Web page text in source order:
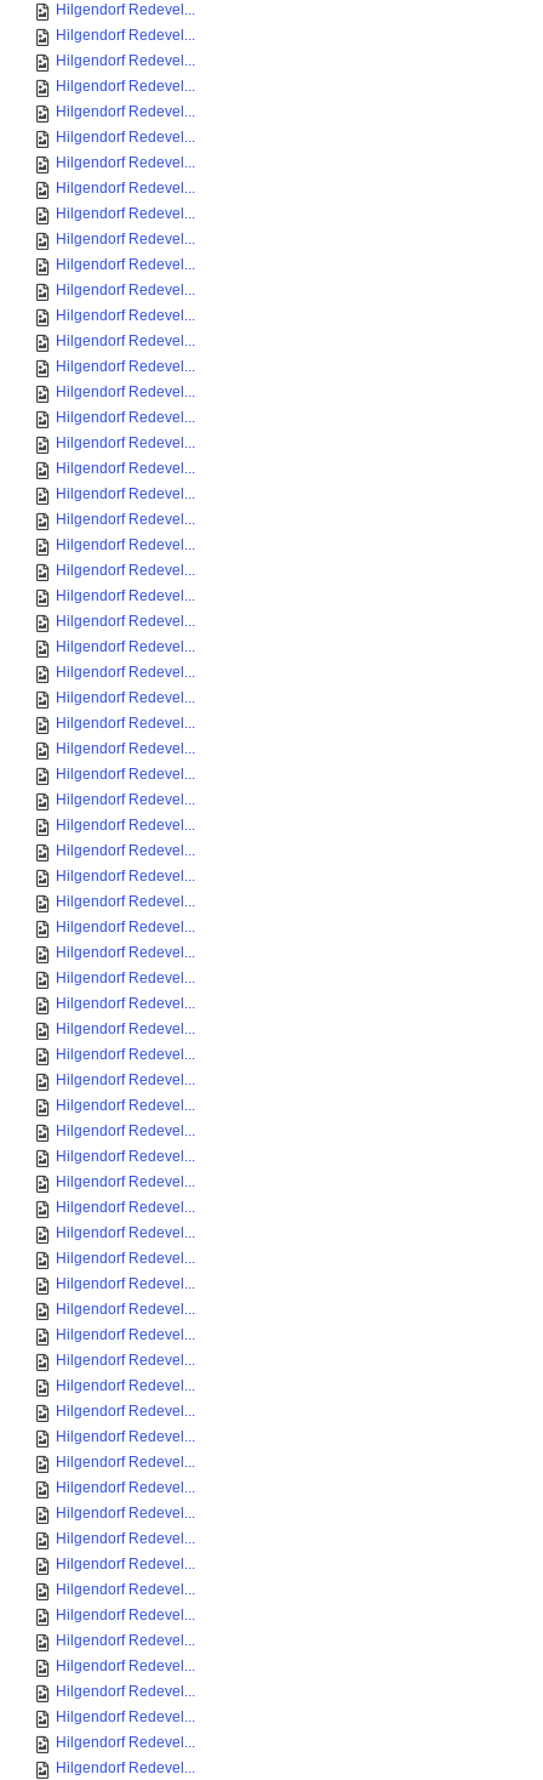
Hilgendorf Redevel...
Hilgendorf Redevel...
Hilgendorf Redevel...
Hilgendorf Redevel...
Hilgendorf Redevel...
Hilgendorf Redevel...
Hilgendorf Redevel...
Hilgendorf Redevel...
Hilgendorf Redevel...
Hilgendorf Redevel...
Hilgendorf Redevel...
Hilgendorf Redevel...
Hilgendorf Redevel...
Hilgendorf Redevel...
Hilgendorf Redevel...
Hilgendorf Redevel...
Hilgendorf Redevel...
Hilgendorf Redevel...
Hilgendorf Redevel...
Hilgendorf Redevel...
Hilgendorf Redevel...
Hilgendorf Redevel...
Hilgendorf Redevel...
Hilgendorf Redevel...
Hilgendorf Redevel...
Hilgendorf Redevel...
Hilgendorf Redevel...
Hilgendorf Redevel...
Hilgendorf Redevel...
Hilgendorf Redevel...
Hilgendorf Redevel...
Hilgendorf Redevel...
Hilgendorf Redevel...
Hilgendorf Redevel...
Hilgendorf Redevel...
Hilgendorf Redevel...
Hilgendorf Redevel...
Hilgendorf Redevel...
Hilgendorf Redevel...
Hilgendorf Redevel...
Hilgendorf Redevel...
Hilgendorf Redevel...
Hilgendorf Redevel...
Hilgendorf Redevel...
Hilgendorf Redevel...
Hilgendorf Redevel...
Hilgendorf Redevel...
Hilgendorf Redevel...
Hilgendorf Redevel...
Hilgendorf Redevel...
Hilgendorf Redevel...
Hilgendorf Redevel...
Hilgendorf Redevel...
Hilgendorf Redevel...
Hilgendorf Redevel...
Hilgendorf Redevel...
Hilgendorf Redevel...
Hilgendorf Redevel...
Hilgendorf Redevel...
Hilgendorf Redevel...
Hilgendorf Redevel...
Hilgendorf Redevel...
Hilgendorf Redevel...
Hilgendorf Redevel...
Hilgendorf Redevel...
Hilgendorf Redevel...
Hilgendorf Redevel...
Hilgendorf Redevel...
Hilgendorf Redevel...
Hilgendorf Redevel...